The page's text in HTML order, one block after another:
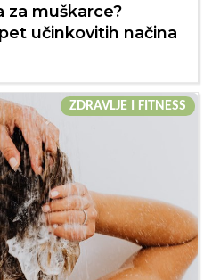
za muškarce?
učinkovitih načina
ZDRAVLJE I FITNESS